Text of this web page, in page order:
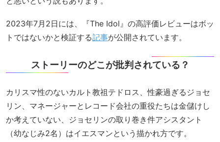
2023年7月2日には、『The Idol』の高評価レビューはボッ
トではないかと検証する記事が公開されています。
ストーリーのどこが批判されている？
カリスマ性のないカルト教祖テドロス、性豪過ぎるジョセ
リン、マネージャーとレコード会社の重役たちは金儲けし
か考えていない、ジョセリンの取り巻き件アシスタント
（幼なじみ2名）はイエスマンという描かれ方です。